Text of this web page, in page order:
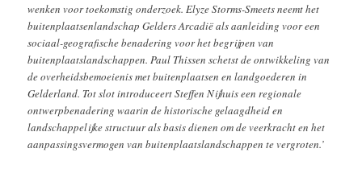
wenken voor toekomstig onderzoek. Elyze Storms­-Smeets neemt het
buitenplaatsenlandschap Gelders Arcadië als aanleiding voor een
sociaal­-geografische benadering voor het begrijpen van
buitenplaatslandschappen. Paul Thissen schetst de ontwikkeling van
de overheidsbemoeienis met buitenplaatsen en landgoederen in
Gelderland. Tot slot introduceert Steffen Nijhuis een regionale
ontwerp­benadering waarin de historische gelaagdheid en
landschappelijke structuur als basis dienen om de veerkracht en het
aanpassingsvermogen van buitenplaatslandschappen te vergroten.’